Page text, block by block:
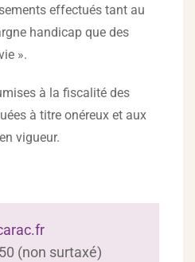
effectués tant au
handicap que des
».
à la fiscalité des
à titre onéreux et aux
vigueur.
(non surtaxé)